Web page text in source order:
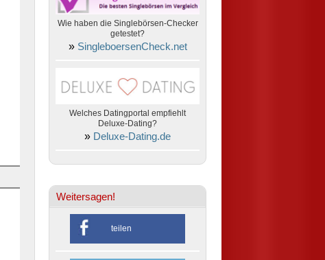
Wie haben die Singlebörsen-Checker
getestet?
» SingleboersenCheck.net
Welches Datingportal empfiehlt
Deluxe-Dating?
» Deluxe-Dating.de
Weitersagen!
teilen